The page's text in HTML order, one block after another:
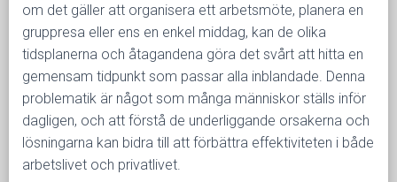
om det gäller att organisera ett arbetsmöte, planera en
gruppresa eller ens en enkel middag, kan de olika
tidsplanerna och åtagandena göra det svårt att hitta en
gemensam tidpunkt som passar alla inblandade. Denna
problematik är något som många människor ställs inför
dagligen, och att förstå de underliggande orsakerna och
lösningarna kan bidra till att förbättra effektiviteten i både
arbetslivet och privatlivet.